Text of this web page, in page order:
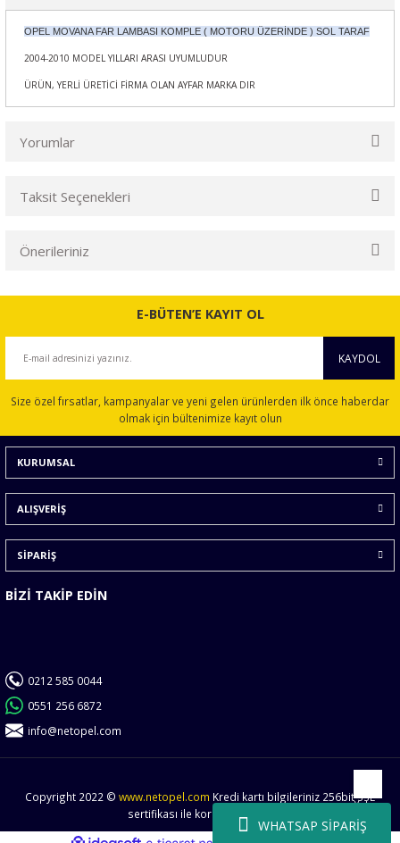
WHATSAP SİPARİŞ
OPEL MOVANA FAR LAMBASI KOMPLE ( MOTORU ÜZERİNDE ) SOL TARAF
2004-2010 MODEL YILLARI ARASI UYUMLUDUR
ÜRÜN, YERLİ ÜRETİCİ FİRMA OLAN AYFAR MARKA DIR
Yorumlar
Taksit Seçenekleri
Önerileriniz
Bu ürünün fiyat bilgisi, resim, ürün açıklamalarında ve diğer
konularda yetersiz gördüğünüz noktaları öneri formunu
Ürün açıklamasında eksik bilgiler bulunuyor.
Ürün bilgilerinde hatalar bulunuyor.
Ürün fiyatı diğer sitelerden daha pahalı.
Bu ürüne benzer farklı alternatifler olmalı.
E-BÜTEN’E KAYIT OL
KAYDOL
Size özel fırsatlar, kampanyalar ve yeni gelen ürünlerden ilk önce haberdar
olmak için bültenimize kayıt olun
KURUMSAL
ALIŞVERİŞ
SİPARİŞ
BİZİ TAKİP EDİN
0212 585 0044
0551 256 6872
info@netopel.com
Copyright 2022 © www.netopel.com Kredi kartı bilgileriniz 256bit SSL
sertifikası ile korunmaktadır.
Yukarı